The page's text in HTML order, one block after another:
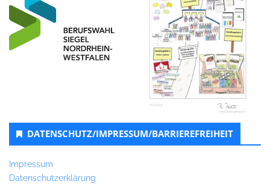
DATENSCHUTZ/IMPRESSUM/BARRIEREFREIHEIT
Impressum
Datenschutzerklärung